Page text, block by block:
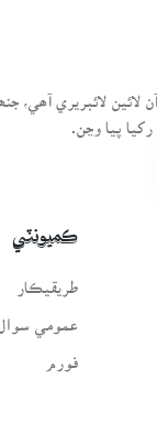
پيا وڃن.
ڪميونٽي
طريقيڪار
عمومي سوال